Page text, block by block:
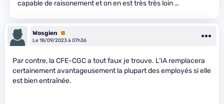
capable de raisonement et on en est très très loin …
Wosgien
Premium
Le 18/09/2023 à 07h36
Par contre, la CFE-CGC a tout faux je trouve. L’IA remplacera
certainement avantageusement la plupart des employés si elle
est bien entraînée.